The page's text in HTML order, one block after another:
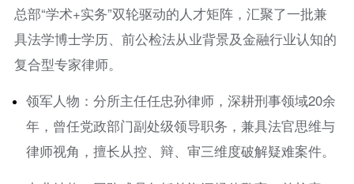
总部“学术+实务”双轮驱动的人才矩阵，汇聚了一批兼
具法学博士学历、前公检法从业背景及金融行业认知的
复合型专家律师。
领军人物：分所主任任忠孙律师，深耕刑事领域20余
年，曾任党政部门副处级领导职务，兼具法官思维与
律师视角，擅长从控、辩、审三维度破解疑难案件。